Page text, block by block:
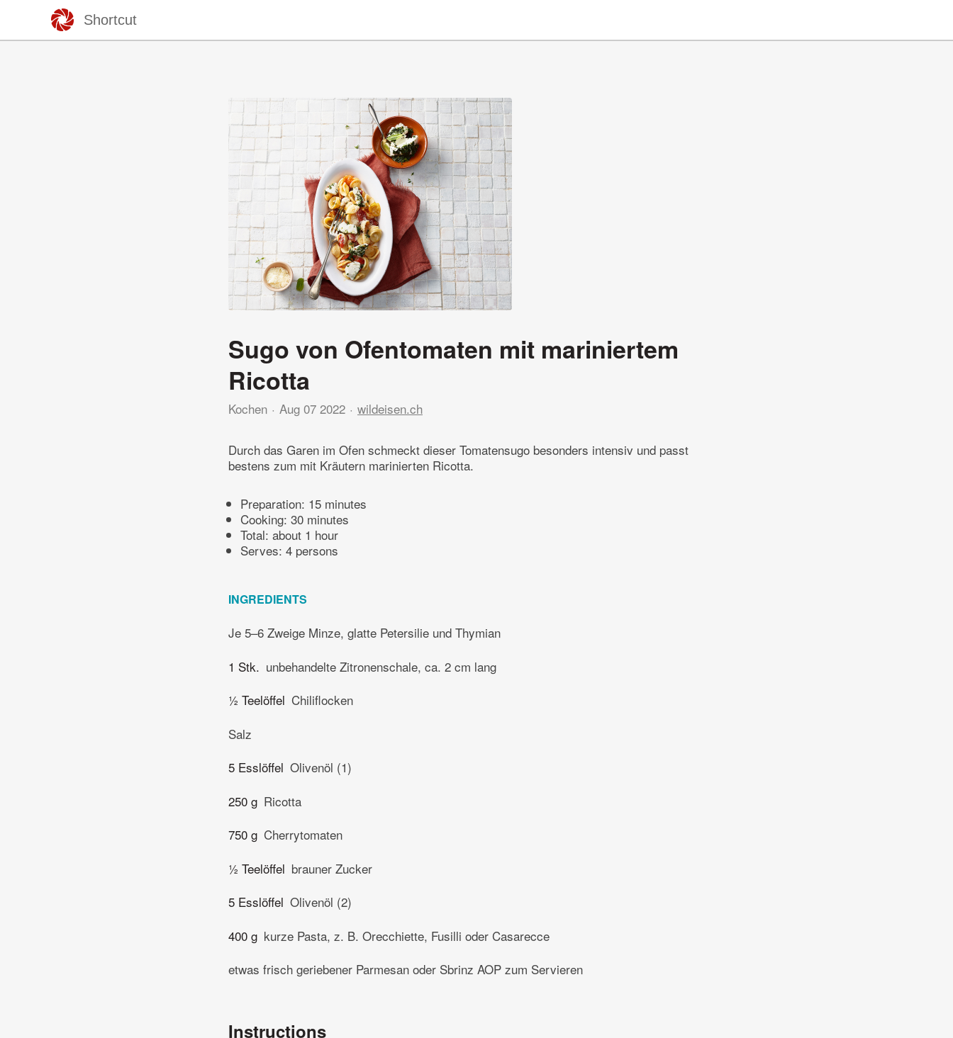
Shortcut
Sugo von Ofentomaten mit mariniertem
Ricotta
Kochen Aug 07 2022 wildeisen.ch
Durch das Garen im Ofen schmeckt dieser Tomatensugo besonders intensiv und passt
bestens zum mit Kräutern marinierten Ricotta.
Preparation: 15 minutes
Cooking: 30 minutes
Total: about 1 hour
Serves: 4 persons
INGREDIENTS
Je 5–6 Zweige Minze, glatte Petersilie und Thymian
1 Stk. unbehandelte Zitronenschale, ca. 2 cm lang
½ Teelöffel Chiliflocken
Salz
5 Esslöffel Olivenöl (1)
250 g Ricotta
750 g Cherrytomaten
½ Teelöffel brauner Zucker
5 Esslöffel Olivenöl (2)
400 g kurze Pasta, z. B. Orecchiette, Fusilli oder Casarecce
etwas frisch geriebener Parmesan oder Sbrinz AOP zum Servieren
Instructions